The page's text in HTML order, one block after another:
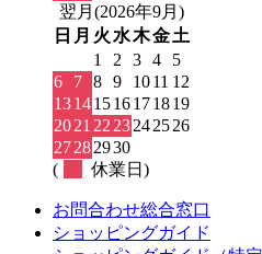
翌月(2026年9月)
日 月 火 水木金土
1
2 3 4
5
6
7 8 9 1011 12
13141516171819
2021 22 23242526
27282930
(
休業日)
お問合わせ総合窓口
ショッピングガイド